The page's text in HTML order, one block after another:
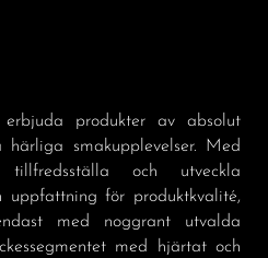
produkter av absolut
smakupplevelser. Med
och utveckla
uppfattning för produktkvalité,
med noggrant utvalda
med hjärtat och